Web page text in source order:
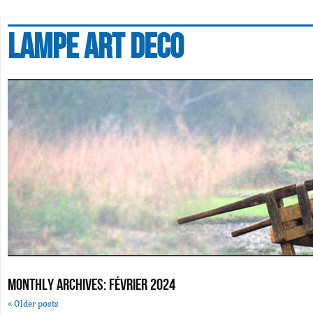
Lampe art deco
Monthly Archives:février 2024
« Older posts